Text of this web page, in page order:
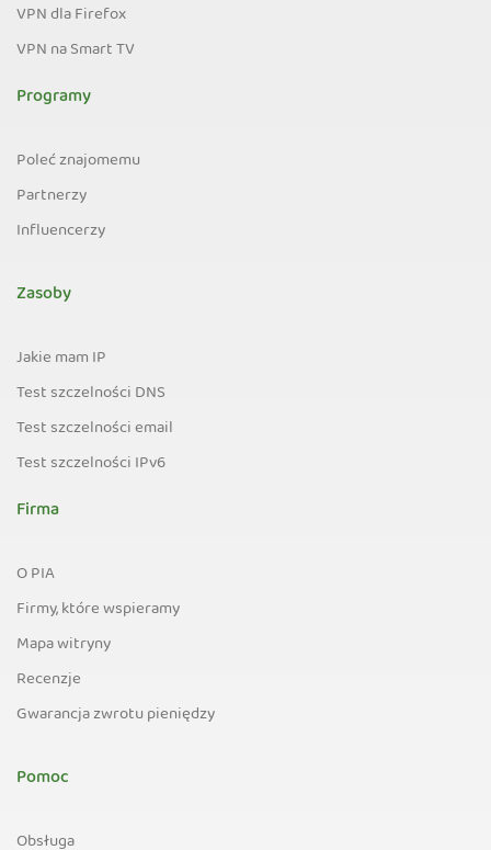
VPN dla Firefox
VPN na Smart TV
Programy
Poleć znajomemu
Partnerzy
Influencerzy
Zasoby
Jakie mam IP
Test szczelności DNS
Test szczelności email
Test szczelności IPv6
Firma
O PIA
Firmy, które wspieramy
Mapa witryny
Recenzje
Gwarancja zwrotu pieniędzy
Pomoc
Obsługa